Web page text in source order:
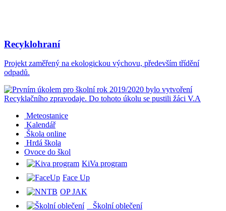
Recyklohraní
Projekt zaměřený na ekologickou výchovu, především třídění
odpadů.
Meteostanice
Kalendář
Škola online
Hrdá škola
Ovoce do škol
KiVa program
Face Up
OP JAK
Školní oblečení